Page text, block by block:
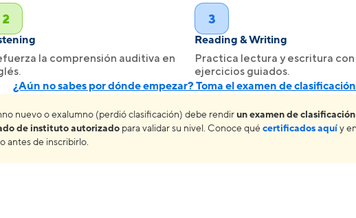
2
la comprensión auditiva en
3
Reading & Writing
Practica lectura y escritura con
ejercicios guiados.
¿Aún no sabes por dónde empezar? Toma el examen de clasificación
nuevo o exalumno (perdió clasificación) debe rendir un examen de clasificación
de instituto autorizado para validar su nivel. Conoce qué certificados aquíy
antes de inscribirlo.